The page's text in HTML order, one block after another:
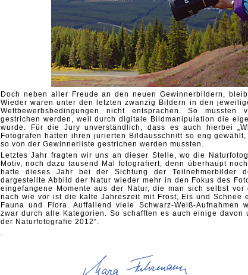
Doch neben aller Freude an den neuen Gewinnerbildern,
Wieder waren unter den letzten zwanzig
Bildern in den
Wettbewerbsbedingungen nicht entsprachen. So
gestrichen werden, weil durch digitale Bildmanipulation die
wurde. Für die Juryunverständlich, dass es auch hierbei
Fotografen hatten ihren jurierten Bildausschnitt so eng
so von der Gewinnerliste gestrichen werden mussten.
Letztes Jahr fragten wir uns an dieser Stelle, wo die
Motiv, noch dazu tausend Mal fotografiert,denn überhaupt
hatte dieses Jahr bei der Sichtung der Teilnehmerbilder
dargestellte Abbild der Natur wieder mehr in den Fokus des
eingefangene Momente aus der Natur,die man sich selbst vor
nach wie vor ist die kalte Jahreszeit mit Frost, Eis und Schnee
Fauna und Flora. Auffallend viele Schwarz-Weiß-Aufnahmen
zwar durch alle
Kategorien. So schafften es auch einige davon
der Naturfotografie 2012“.
.